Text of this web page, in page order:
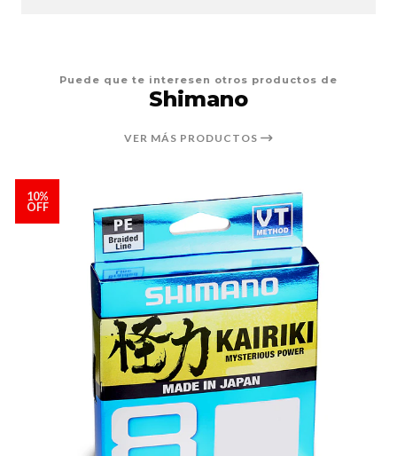
Puede que te interesen otros productos de
Shimano
VER MÁS PRODUCTOS
10%
OFF